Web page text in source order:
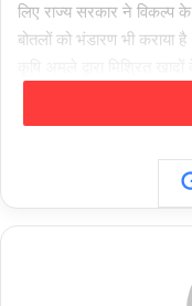
लिए राज्य सरकार ने विकल्प
बोतलों को भंडारण भी कराया
इसके साथ ही खाद की काला
खिलाफ भी तेजी से कार्यवाही
कृषि अधिकारियांे से
लाख 22 हजार मिट्रिक टन
87 हाजर मिट्रिक टन
कि कुल भंडारण का 68
एनपीके के भंडारण के बाद